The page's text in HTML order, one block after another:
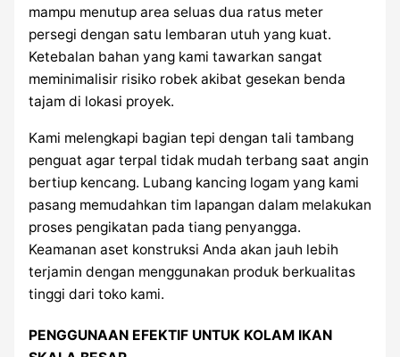
mampu menutup area seluas dua ratus meter
persegi dengan satu lembaran utuh yang kuat.
Ketebalan bahan yang kami tawarkan sangat
meminimalisir risiko robek akibat gesekan benda
tajam di lokasi proyek.
Kami melengkapi bagian tepi dengan tali tambang
penguat agar terpal tidak mudah terbang saat angin
bertiup kencang. Lubang kancing logam yang kami
pasang memudahkan tim lapangan dalam melakukan
proses pengikatan pada tiang penyangga.
Keamanan aset konstruksi Anda akan jauh lebih
terjamin dengan menggunakan produk berkualitas
tinggi dari toko kami.
PENGGUNAAN EFEKTIF UNTUK KOLAM IKAN